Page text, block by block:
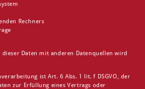
Rechners
dieser Daten mit anderen Datenquellen wird
ist Art. 6 Abs. 1 lit. f DSGVO, der
zur Erfüllung eines Vertrags oder